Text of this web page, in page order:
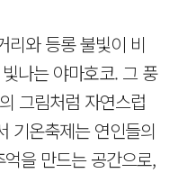
리와 등롱 불빛이 비
나는 야마호코. 그 풍
그림처럼 자연스럽
기온축제는 연인들의
을 만드는 공간으로,